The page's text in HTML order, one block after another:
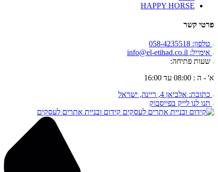
HAPPY HORSE
פרטי קשר
טלפון: 058-4235518
אימייל: info@el-etihad.co.il
שעות פתיחה:
א' - ה : 08:00 עד 16:00
כתובת: אלביאן 4, ריינה, ישראל
תנו לנו לייק בפייסבוק
קידום ובניית אתרים לעסקים